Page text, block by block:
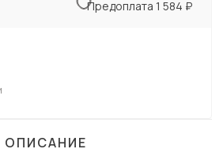
Предоплата 1 584 ₽
ОПИСАНИЕ